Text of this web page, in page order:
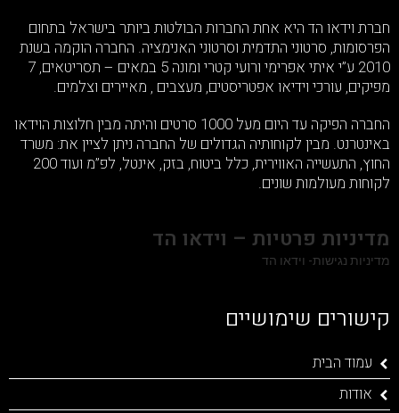
חברת וידאו הד היא אחת החברות הבולטות ביותר בישראל בתחום
הפרסומות, סרטוני התדמית וסרטוני האנימציה. החברה הוקמה בשנת
2010 ע”י איתי אפרימי ורועי קטרי ומונה 5 במאים – תסריטאים, 7
מפיקים, עורכי וידיאו אפטריסטים, מעצבים , מאיירים וצלמים.
החברה הפיקה עד היום מעל 1000 סרטים והיתה מבין חלוצות הוידאו
באינטרנט. מבין לקוחותיה הגדולים של החברה ניתן לציין את: משרד
החוץ, התעשייה האווירית, כלל ביטוח, בזק, אינטל, לפ”מ ועוד 200
לקוחות מעולמות שונים.
מדיניות פרטיות – וידאו הד
מדיניות נגישות- וידאו הד
קישורים שימושיים
עמוד הבית
אודות